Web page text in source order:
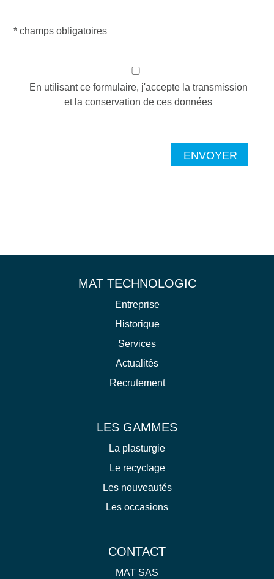
* champs obligatoires
En utilisant ce formulaire, j'accepte la transmission
et la conservation de ces données
MAT TECHNOLOGIC
Entreprise
Historique
Services
Actualités
Recrutement
LES GAMMES
La plasturgie
Le recyclage
Les nouveautés
Les occasions
CONTACT
MAT SAS